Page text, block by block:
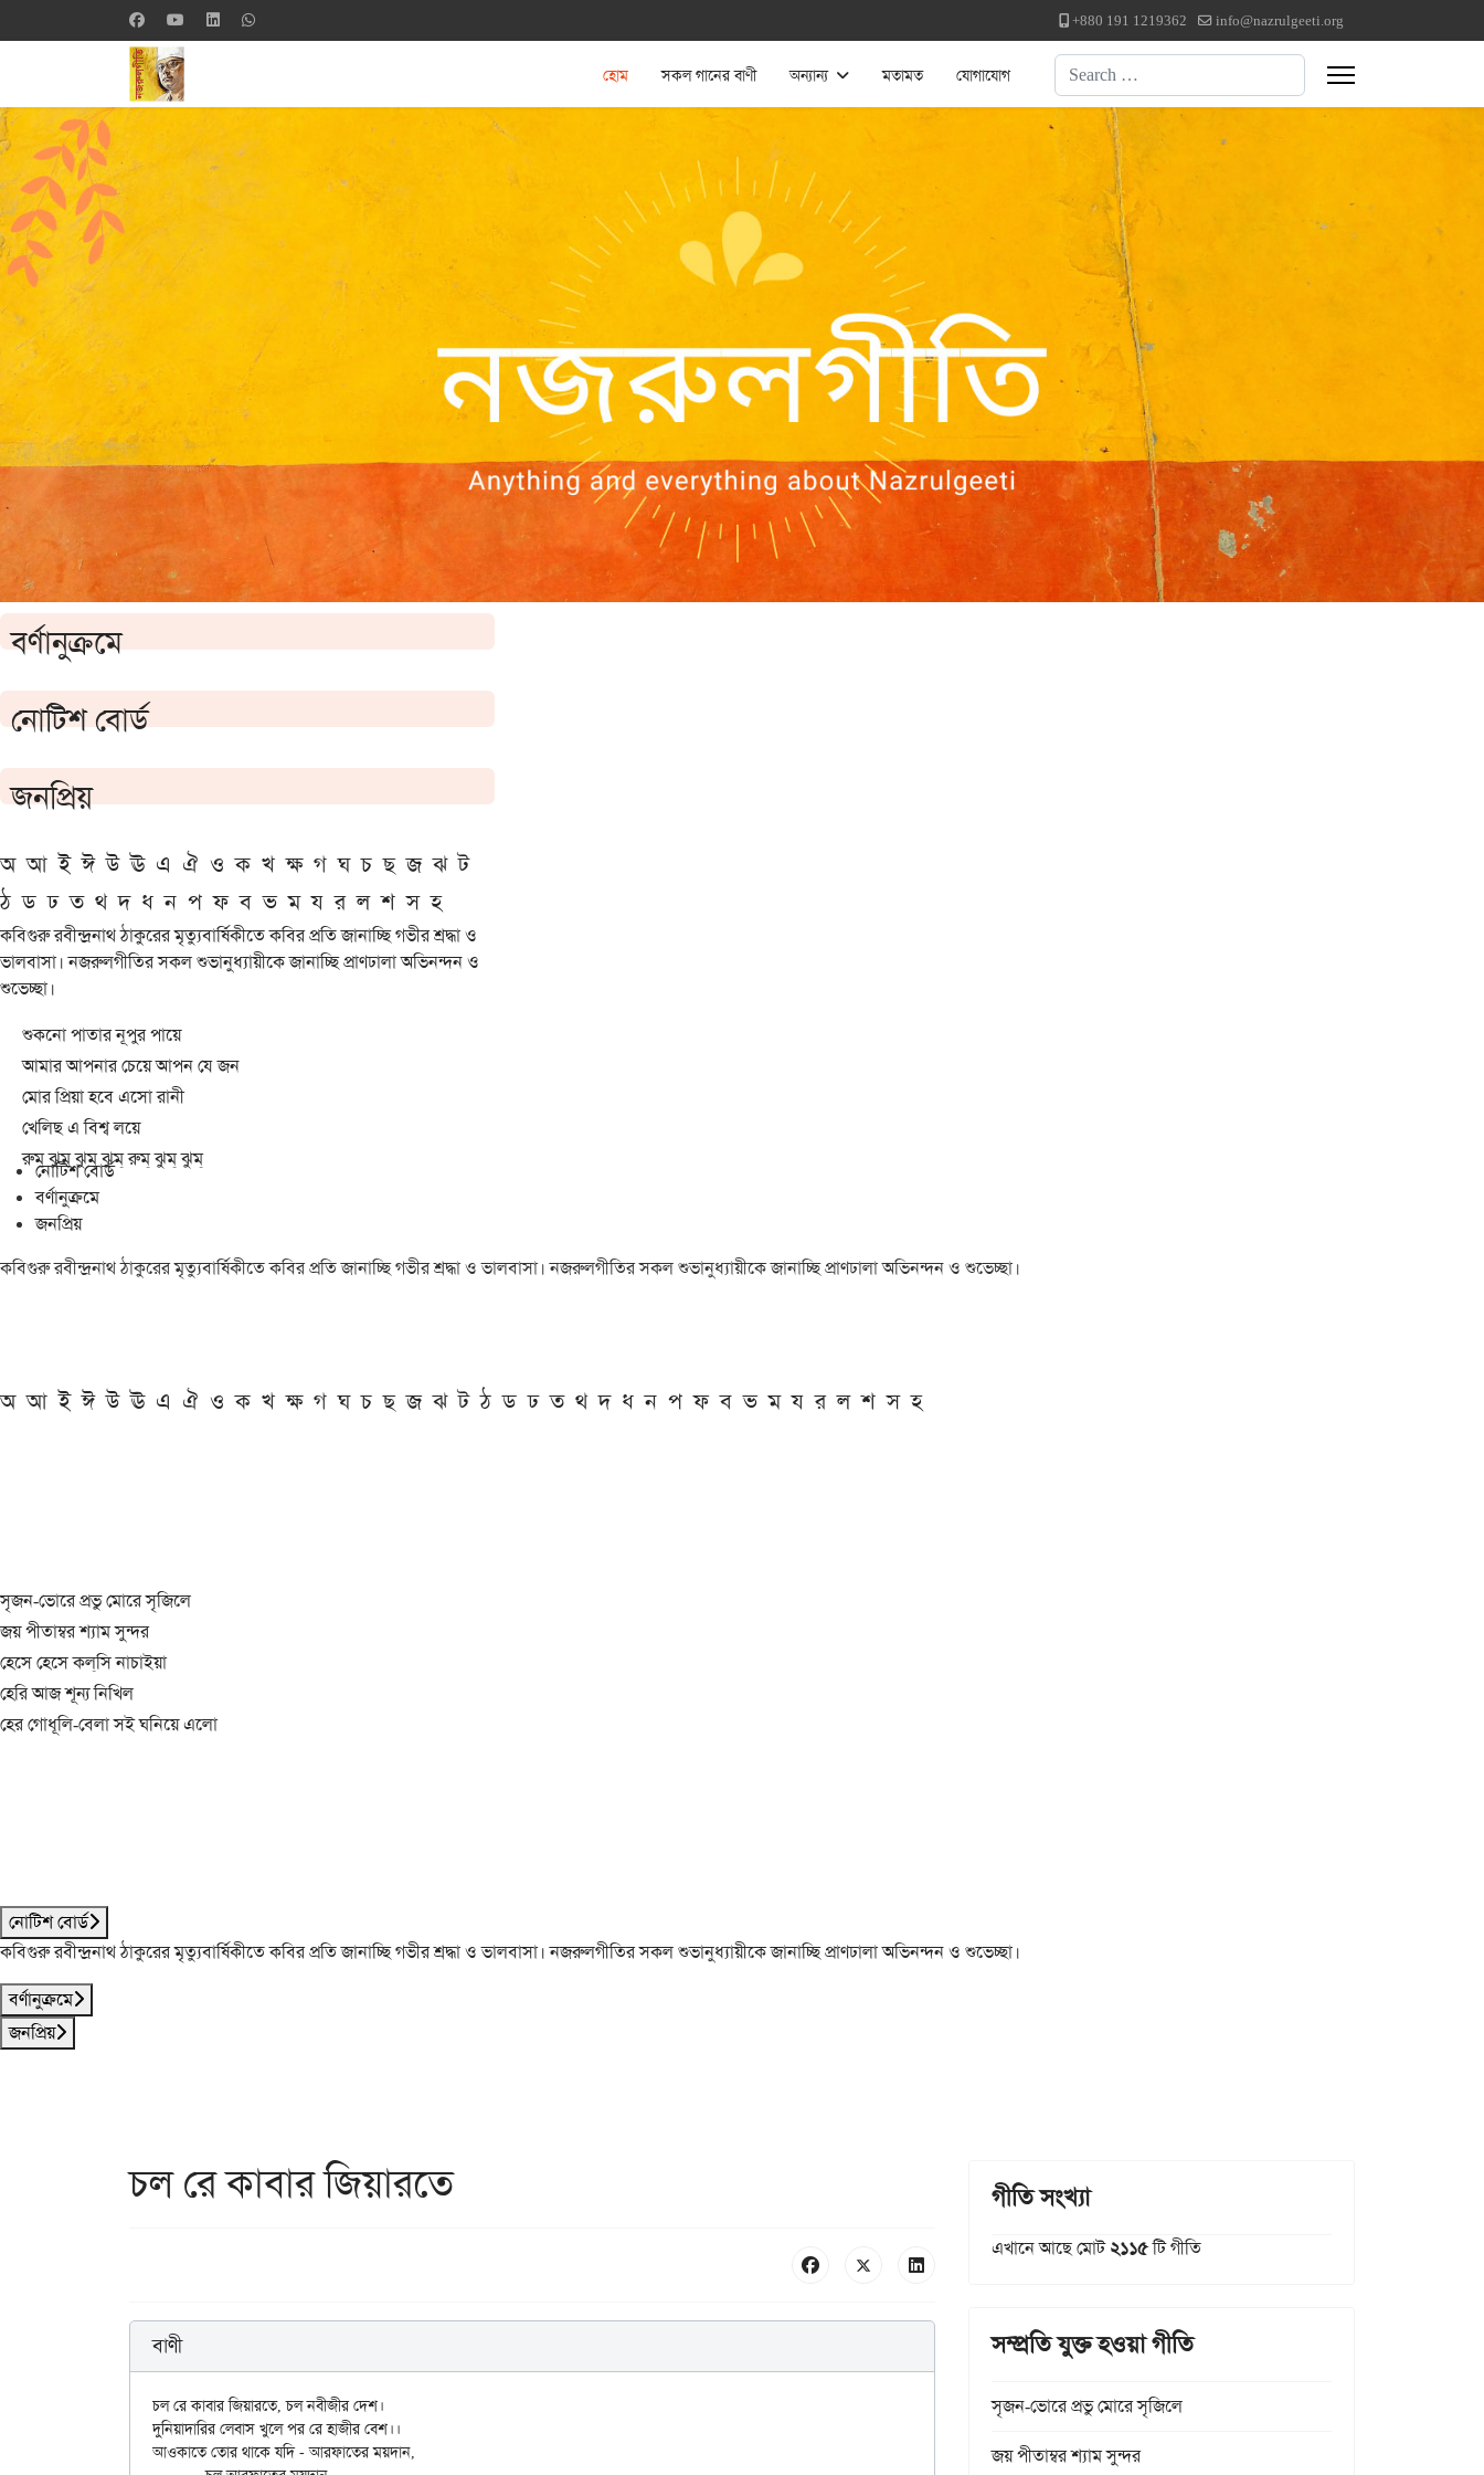
+880 191 1219362 info@nazrulgeeti.org
হোম সকল গানের বাণী অন্যান্য মতামত যোগাযোগ Search
বর্ণানুক্রমে
নোটিশ বোর্ড
জনপ্রিয়
অ আ ই ঈ উ ঊ এ ঐ ও ক খ ক্ষ গ ঘ চ ছ জ ঝ ট
ঠ ড ঢ ত থ দ ধ ন প ফ ব ভ ম য র ল শ স হ
কবিগুরু রবীন্দ্রনাথ ঠাকুরের মৃত্যুবার্ষিকীতে কবির প্রতি জানাচ্ছি গভীর শ্রদ্ধা ও
ভালবাসা। নজরুলগীতির সকল শুভানুধ্যায়ীকে জানাচ্ছি প্রাণঢালা অভিনন্দন ও
শুভেচ্ছা।
শুকনো পাতার নূপুর পায়ে
আমার আপনার চেয়ে আপন যে জন
মোর প্রিয়া হবে এসো রানী
খেলিছ এ বিশ্ব লয়ে
রুম্ ঝুম্ ঝুম্ ঝুম্ রুম্ ঝুম্ ঝুম্
নোটিশ বোর্ড
বর্ণানুক্রমে
জনপ্রিয়
কবিগুরু রবীন্দ্রনাথ ঠাকুরের মৃত্যুবার্ষিকীতে কবির প্রতি জানাচ্ছি গভীর শ্রদ্ধা ও ভালবাসা। নজরুলগীতির সকল শুভানুধ্যায়ীকে জানাচ্ছি প্রাণঢালা অভিনন্দন ও শুভেচ্ছা।
অ আ ই ঈ উ ঊ এ ঐ ও ক খ ক্ষ গ ঘ চ ছ জ ঝ ট ঠ ড ঢ ত থ দ ধ ন প ফ ব ভ ম য র ল শ স হ
সৃজন-ভোরে প্রভু মোরে সৃজিলে
জয় পীতাম্বর শ্যাম সুন্দর
হেসে হেসে কল্‌সি নাচাইয়া
হেরি আজ শূন্য নিখিল
হের গোধূলি-বেলা সই ঘনিয়ে এলো
নোটিশ বোর্ড
কবিগুরু রবীন্দ্রনাথ ঠাকুরের মৃত্যুবার্ষিকীতে কবির প্রতি জানাচ্ছি গভীর শ্রদ্ধা ও ভালবাসা। নজরুলগীতির সকল শুভানুধ্যায়ীকে জানাচ্ছি প্রাণঢালা অভিনন্দন ও শুভেচ্ছা।
বর্ণানুক্রমে
জনপ্রিয়
চল রে কাবার জিয়ারতে
বাণী
চল রে কাবার জিয়ারতে, চল নবীজীর দেশ।
দুনিয়াদারির লেবাস খুলে পর রে হাজীর বেশ।।
আওকাতে তোর থাকে যদি - আরফাতের ময়দান,
গীতি সংখ্যা
এখানে আছে মোট২১১৫টি গীতি
সম্প্রতি যুক্ত হওয়া গীতি
সৃজন-ভোরে প্রভু মোরে সৃজিলে
জয় পীতাম্বর শ্যাম সুন্দর